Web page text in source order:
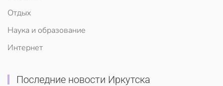
Отдых
Наука и образование
Интернет
Последние новости Иркутска